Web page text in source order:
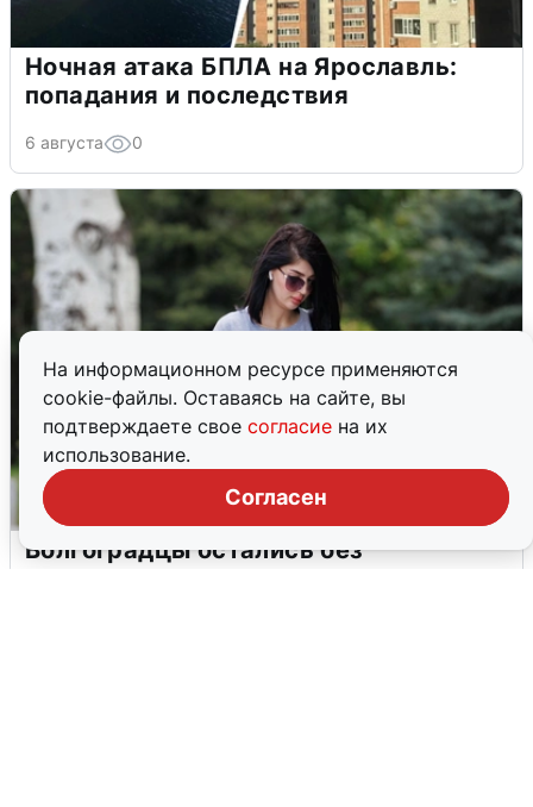
На информационном ресурсе применяются
cookie-файлы. Оставаясь на сайте, вы
подтверждаете свое согласие на их
использование.
Согласен
Ночная атака БПЛА на Ярославль:
попадания и последствия
6 августа 0
Волгоградцы остались без